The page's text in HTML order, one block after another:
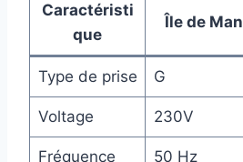
Caractéristi
que
Île de Man
Type de prise G
Voltage 230V
Fréquence 50 Hz